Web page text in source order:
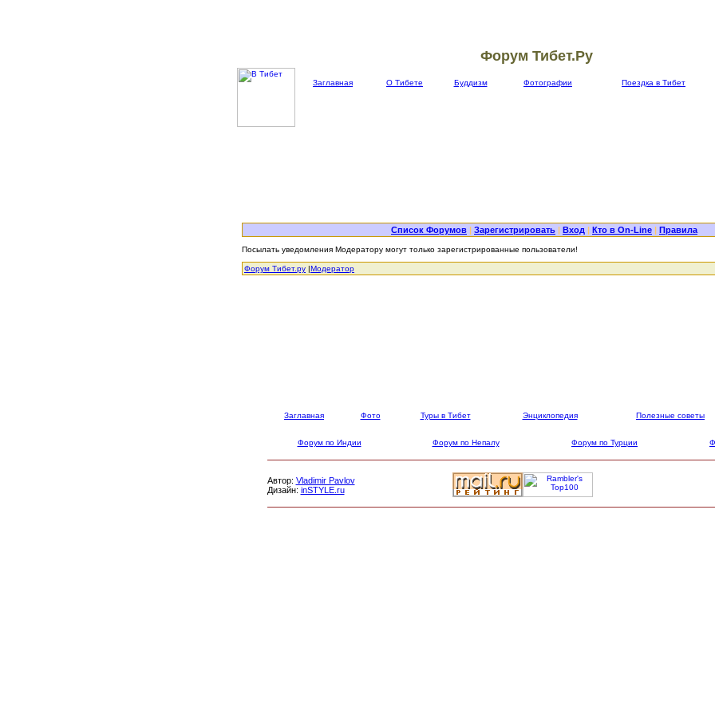
Форум Тибет.Ру
Заглавная О Тибете Буддизм Фотографии Поездка в Тибет
Список Форумов | Зарегистрировать | Вход | Кто в On-Line | Правила
Посылать уведомления Модератору могут только зарегистрированные пользователи!
Форум Тибет.ру |Модератор
Заглавная Фото Туры в Тибет Энциклопедия Полезные советы
Форум по Индии Форум по Непалу Форум по Турции
Автор: Vladimir Pavlov
Дизайн: inSTYLE.ru